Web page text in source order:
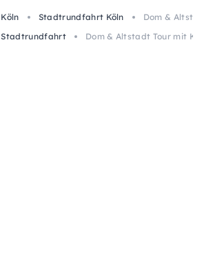
Köln Stadtrundfahrt Köln
Dom &
Stadtrundfahrt Dom & Altstadt Tour mit